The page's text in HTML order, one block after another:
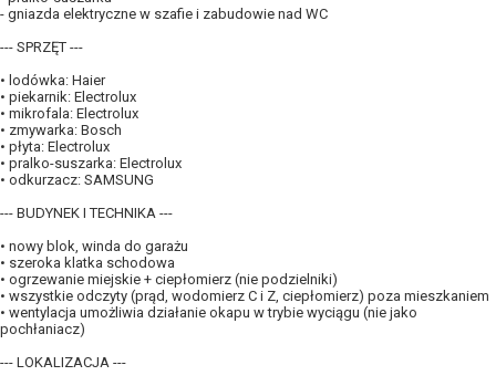
- gniazda elektryczne w szafie i zabudowie nad WC
--- SPRZĘT ---
• lodówka: Haier
• piekarnik: Electrolux
• mikrofala: Electrolux
• zmywarka: Bosch
• płyta: Electrolux
• pralko-suszarka: Electrolux
• odkurzacz: SAMSUNG
--- BUDYNEK I TECHNIKA ---
• nowy blok, winda do garażu
• szeroka klatka schodowa
• ogrzewanie miejskie + ciepłomierz (nie podzielniki)
• wszystkie odczyty (prąd, wodomierz C i Z, ciepłomierz) poza mieszkaniem
• wentylacja umożliwia działanie okapu w trybie wyciągu (nie jako
pochłaniacz)
--- LOKALIZACJA ---